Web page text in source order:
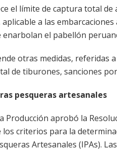
el límite de captura total
a las
el pabellón
otras medidas, referidas
de tiburones, sanciones
pesqueras artesanales
Producción aprobó la
los criterios para la
Artesanales (IPAs).